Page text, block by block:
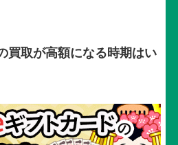
買取が高額になる時期はい